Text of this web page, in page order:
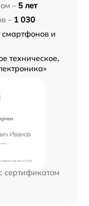
– 5 лет
– 1 030
смартфонов и
техническое,
сертификатом